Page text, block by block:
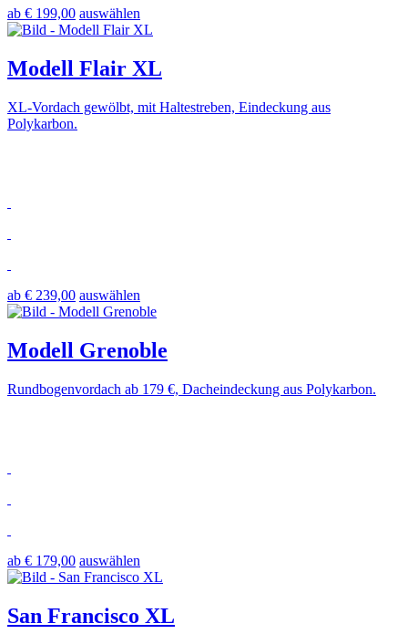
ab € 199,00 auswählen
Modell Flair XL
XL-Vordach gewölbt, mit Haltestreben, Eindeckung aus
Polykarbon.
ab € 239,00 auswählen
Modell Grenoble
Rundbogenvordach ab 179 €, Dacheindeckung aus Polykarbon.
ab € 179,00 auswählen
San Francisco XL